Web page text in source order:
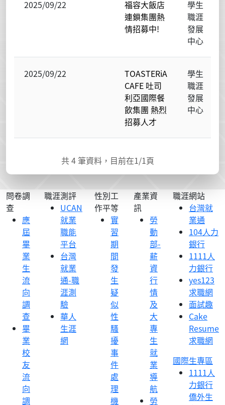
2025/09/22
福容大飯店
連鎖集團熱
情招募中!
學生
職涯
發展
中心
2025/09/22
TOASTERiA
CAFE 吐司
利亞國際餐
飲集團 熱烈
招募人才
學生
職涯
發展
中心
共4 筆資料，目前在1/1頁
問卷調
查
應
屆
畢
業
生
流
向
調
查
畢
業
校
友
流
向
調
職涯測評
UCAN
就業
職能
平台
台灣
就業
通-職
涯測
驗
華人
生涯
網
性別工
作平等
實
習
期
間
發
生
疑
似
性
騷
擾
事
件
處
理
機
產業資
訊
勞
動
部-
薪
資
行
情
及
大
專
生
就
業
導
航
勞
職涯網站
台灣就
業通
104人力
銀行
1111人
力銀行
yes123
求職網
面試趣
Cake
Resume
求職網
國際生專區
1111人
力銀行
僑外生